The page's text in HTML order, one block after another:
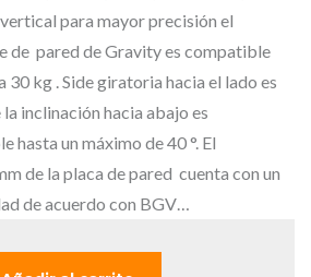
o
a
c
t
u
a
l
e
para mayor precisión el
de pared de Gravity es compatible
30 kg . Side giratoria hacia el lado es
la inclinación hacia abajo es
hasta un máximo de 40 °. El
de la placa de pared cuenta con un
de acuerdo con BGV…